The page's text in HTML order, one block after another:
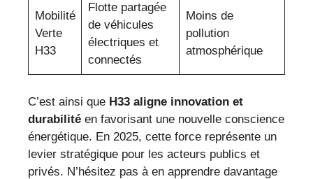
Mobilité
Verte
H33
Flotte partagée
de véhicules
électriques et
connectés
Moins de
pollution
atmosphérique
C’est ainsi que H33 aligne innovation et
durabilité en favorisant une nouvelle conscience
énergétique. En 2025, cette force représente un
levier stratégique pour les acteurs publics et
privés. N’hésitez pas à en apprendre davantage